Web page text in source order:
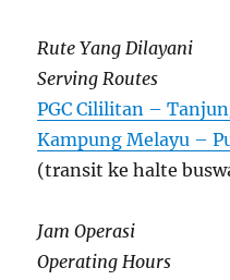
Rute Yang Dilayani
Serving Routes
PGC Cililitan –
Kampung Melayu –
(transit ke halte
Jam Operasi
Operating Hours